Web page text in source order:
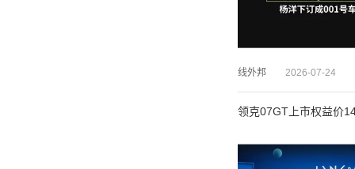
线外邦 2026-07-24
领克07GT上市权益价